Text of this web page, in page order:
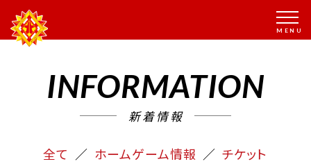
INFORMATION
新着情報
全て ホームゲーム情報
チケット